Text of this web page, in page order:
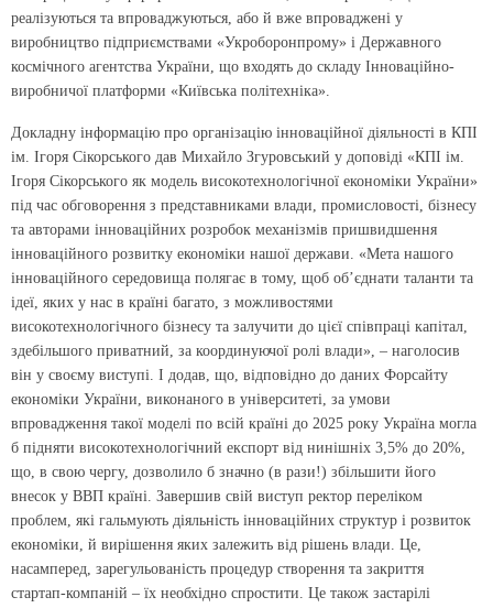
реалізуються та впроваджуються, або й вже впроваджені у
виробництво підприємствами «Укроборонпрому» і Державного
космічного агентства України, що входять до складу Інноваційно-
виробничої платформи «Київська політехніка».
Докладну інформацію про організацію інноваційної діяльності в КПІ
ім. Ігоря Сікорського дав Михайло Згуровський у доповіді «КПІ ім.
Ігоря Сікорського як модель високотехнологічної економіки України»
під час обговорення з представниками влади, промисловості, бізнесу
та авторами інноваційних розробок механізмів пришвидшення
інноваційного розвитку економіки нашої держави. «Мета нашого
інноваційного середовища полягає в тому, щоб об’єднати таланти та
ідеї, яких у нас в країні багато, з можливостями
високотехнологічного бізнесу та залучити до цієї співпраці капітал,
здебільшого приватний, за координуючої ролі влади», – наголосив
він у своєму виступі. І додав, що, відповідно до даних Форсайту
економіки України, виконаного в університеті, за умови
впровадження такої моделі по всій країні до 2025 року Україна могла
б підняти високотехнологічний експорт від нинішніх 3,5% до 20%,
що, в свою чергу, дозволило б значно (в рази!) збільшити його
внесок у ВВП країні. Завершив свій виступ ректор переліком
проблем, які гальмують діяльність інноваційних структур і розвиток
економіки, й вирішення яких залежить від рішень влади. Це,
насамперед, зарегульованість процедур створення та закриття
стартап-компаній – їх необхідно спростити. Це також застарілі